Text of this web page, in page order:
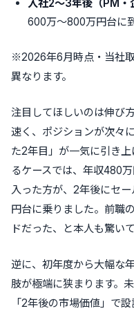
入社2〜3年後（PM・
600万〜800万円台に
※2026年6月時点・当社
異なります。
注目してほしいのは伸び
速く、ポジションが次々
た2年目」が一気に引き
るケースでは、年収480
入った方が、2年後にセ
円台に乗りました。前職
ドだった、と本人も驚い
逆に、初年度から大幅な
肢が極端に狭まります。
「2年後の市場価値」で